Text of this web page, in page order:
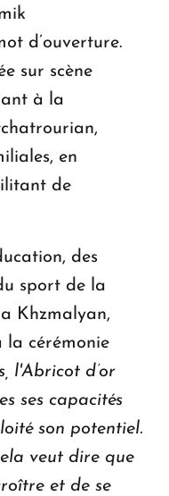
d’ouverture.
sur scène
à la
en
de
des
sport de la
Khzmalyan,
la cérémonie
l'Abricot d’or
ses capacités
son potentiel.
veut dire que
et de se